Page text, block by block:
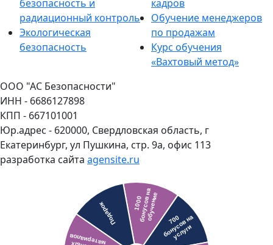
безопасность и
радиационный контроль
Экологическая
безопасность
кадров
Обучение менеджеров
по продажам
Курс обучения
«Вахтовый метод»
ООО "АС Безопасности"
ИНН - 6686127898
КПП - 667101001
Юр.адрес - 620000, Свердловская область, г
Екатеринбург, ул Пушкина, стр. 9а, офис 113
разработка сайта agensite.ru